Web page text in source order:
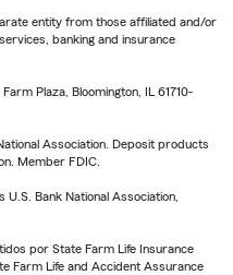
entity from those affiliated and/or
banking and insurance
Plaza, Bloomington, IL 61710-
Association. Deposit products
Member FDIC.
Bank National Association,
por State Farm Life Insurance
Farm Life and Accident Assurance